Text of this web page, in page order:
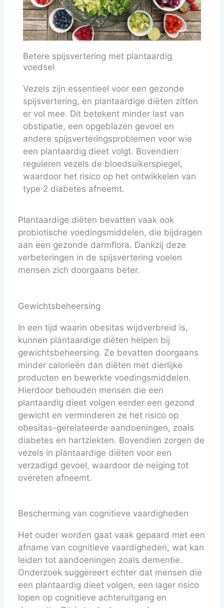
Betere spijsvertering met plantaardig
voedsel
Vezels zijn essentieel voor een gezonde
spijsvertering, en plantaardige diëten zitten
er vol mee. Dit betekent minder last van
obstipatie, een opgeblazen gevoel en
andere spijsverteringsproblemen voor wie
een plantaardig dieet volgt. Bovendien
reguleren vezels de bloedsuikerspiegel,
waardoor het risico op het ontwikkelen van
type 2 diabetes afneemt.
Plantaardige diëten bevatten vaak ook
probiotische voedingsmiddelen, die bijdragen
aan een gezonde darmflora. Dankzij deze
verbeteringen in de spijsvertering voelen
mensen zich doorgaans beter.
Gewichtsbeheersing
In een tijd waarin obesitas wijdverbreid is,
kunnen plantaardige diëten helpen bij
gewichtsbeheersing. Ze bevatten doorgaans
minder calorieën dan diëten met dierlijke
producten en bewerkte voedingsmiddelen.
Hierdoor behouden mensen die een
plantaardig dieet volgen eerder een gezond
gewicht en verminderen ze het risico op
obesitas-gerelateerde aandoeningen, zoals
diabetes en hartziekten. Bovendien zorgen de
vezels in plantaardige diëten voor een
verzadigd gevoel, waardoor de neiging tot
overeten afneemt.
Bescherming van cognitieve vaardigheden
Het ouder worden gaat vaak gepaard met een
afname van cognitieve vaardigheden, wat kan
leiden tot aandoeningen zoals dementie.
Onderzoek suggereert echter dat mensen die
een plantaardig dieet volgen, een lager risico
lopen op cognitieve achteruitgang en